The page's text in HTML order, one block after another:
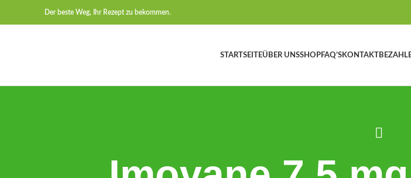
Der beste Weg, Ihr Rezept zu bekommen.
STARTSEITEÜBER UNSSHOPFAQ’SKONTAKT